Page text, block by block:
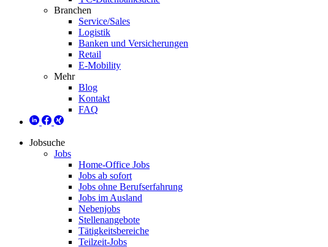
Branchen
Service/Sales
Logistik
Banken und Versicherungen
Retail
E-Mobility
Mehr
Blog
Kontakt
FAQ
Jobsuche
Jobs
Home-Office Jobs
Jobs ab sofort
Jobs ohne Berufserfahrung
Jobs im Ausland
Nebenjobs
Stellenangebote
Tätigkeitsbereiche
Teilzeit-Jobs